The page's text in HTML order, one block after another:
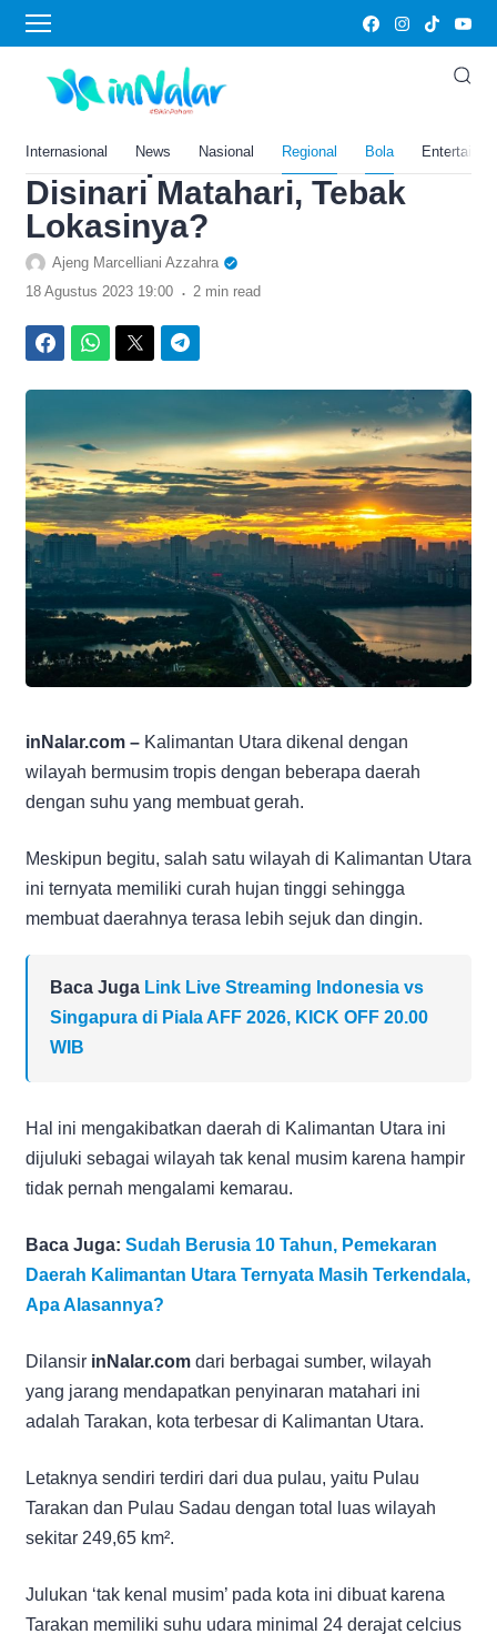
Internasional News Nasional Regional Bola
Home›Bola
Dijuluki Tak Kenal Musim,
Daerah di Kalimantan Utara
Ini Hampir Tak Pernah
Disinari Matahari, Tebak
Lokasinya?
Ajeng Marcelliani Azzahra
18 Agustus 2023 19:00 . 2 min read
inNalar.com – Kalimantan Utara dikenal dengan
wilayah bermusim tropis dengan beberapa daerah
dengan suhu yang membuat gerah.
Meskipun begitu, salah satu wilayah di Kalimantan Utara
ini ternyata memiliki curah hujan tinggi sehingga
membuat daerahnya terasa lebih sejuk dan dingin.
Baca Juga Link Live Streaming Indonesia vs
Singapura di Piala AFF 2026, KICK OFF 20.00
WIB
Hal ini mengakibatkan daerah di Kalimantan Utara ini
dijuluki sebagai wilayah tak kenal musim karena hampir
tidak pernah mengalami kemarau.
Baca Juga: Sudah Berusia 10 Tahun, Pemekaran
Daerah Kalimantan Utara Ternyata Masih Terkendala,
Apa Alasannya?
Dilansir inNalar.com dari berbagai sumber, wilayah
yang jarang mendapatkan penyinaran matahari ini
adalah Tarakan, kota terbesar di Kalimantan Utara.
Letaknya sendiri terdiri dari dua pulau, yaitu Pulau
Tarakan dan Pulau Sadau dengan total luas wilayah
sekitar 249,65 km².
Julukan ‘tak kenal musim’ pada kota ini dibuat karena
Tarakan memiliki suhu udara minimal 24 derajat celcius